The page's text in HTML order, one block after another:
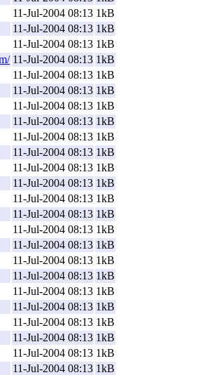
11-Jul-2004 08:13 1kB
11-Jul-2004 08:13 1kB
11-Jul-2004 08:13 1kB
11-Jul-2004 08:13 1kB
11-Jul-2004 08:13 1kB
11-Jul-2004 08:13 1kB
11-Jul-2004 08:13 1kB
11-Jul-2004 08:13 1kB
11-Jul-2004 08:13 1kB
11-Jul-2004 08:13 1kB
11-Jul-2004 08:13 1kB
11-Jul-2004 08:13 1kB
11-Jul-2004 08:13 1kB
11-Jul-2004 08:13 1kB
11-Jul-2004 08:13 1kB
11-Jul-2004 08:13 1kB
11-Jul-2004 08:13 1kB
11-Jul-2004 08:13 1kB
11-Jul-2004 08:13 1kB
11-Jul-2004 08:13 1kB
11-Jul-2004 08:13 1kB
11-Jul-2004 08:13 1kB
11-Jul-2004 08:13 1kB
11-Jul-2004 08:13 1kB